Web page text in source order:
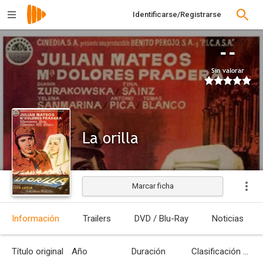
Identificarse/Registrarse
--
Sin valorar
La orilla
Estrenada
Marcar ficha
Información Trailers DVD / Blu-Ray Noticias
Título original Año Duración Clasificación por edades